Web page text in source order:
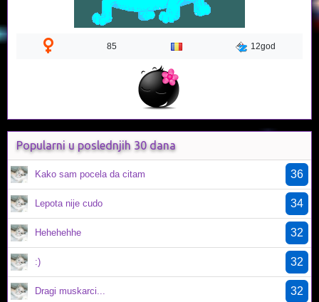
85 12god
Popularni u poslednjih 30 dana
Kako sam pocela da citam 36
Lepota nije cudo 34
Hehehehhe 32
:) 32
Dragi muskarci... 32